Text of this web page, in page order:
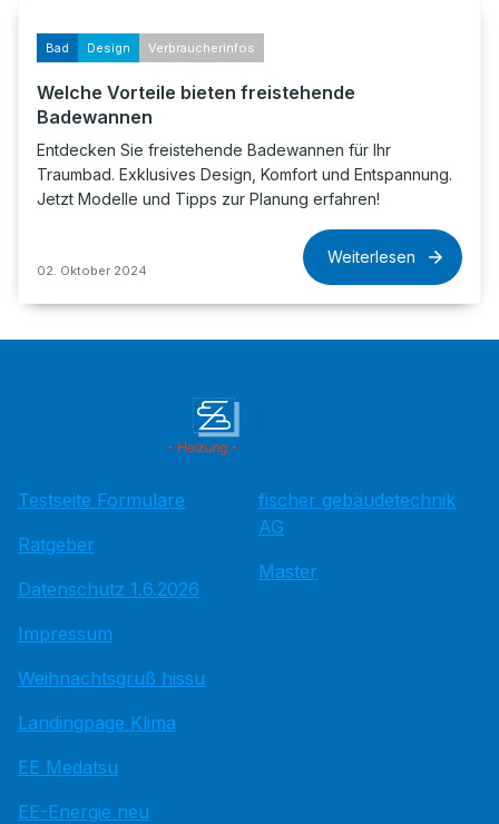
Bad Design Verbraucherinfos
Welche Vorteile bieten freistehende
Badewannen
Entdecken Sie freistehende Badewannen für Ihr
Traumbad. Exklusives Design, Komfort und Entspannung.
Jetzt Modelle und Tipps zur Planung erfahren!
02. Oktober 2024
Weiterlesen
Testseite Formulare
Ratgeber
Datenschutz 1.6.2026
Impressum
Weihnachtsgruß hissu
Landingpage Klima
EE Medatsu
EE-Energie neu
fischer gebäudetechnik
AG
Master